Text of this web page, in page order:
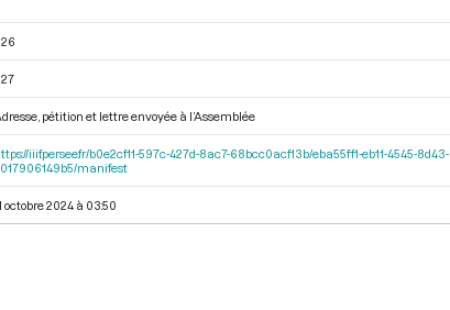
pétition et lettre envoyée à l’Assemblée
iiif.persee.fr/b0e2cf11-597c-427d-8ac7-68bcc0acf13b/eba55ff1-eb11-4545-8d43-
manifest
octobre 2024 à 03:50